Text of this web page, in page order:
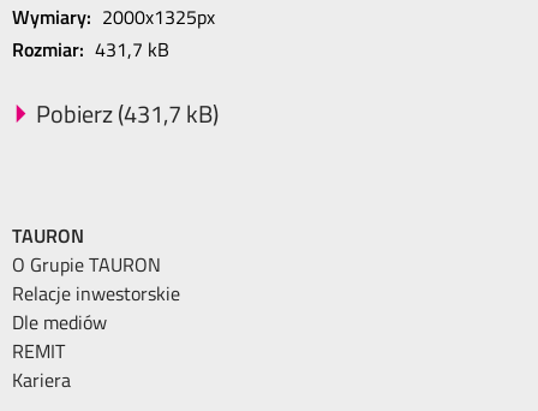
Wymiary: 2000x1325px
Rozmiar: 431,7 kB
Pobierz (431,7 kB)
TAURON
O Grupie TAURON
Relacje inwestorskie
Dle mediów
REMIT
Kariera